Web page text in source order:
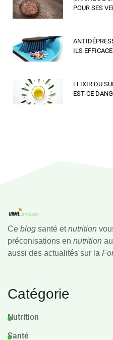
POUR SES
ILS
ELIXIR DU
EST-CE
Ce blog santé etnutrition
préconisations en nutrition
aussi des actualités sur la
Catégorie
Nutrition
Santé